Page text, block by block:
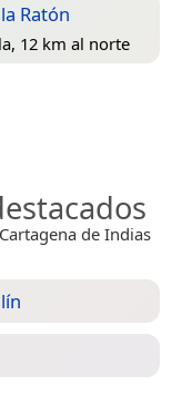
Ratón
12 km al norte
de Indias